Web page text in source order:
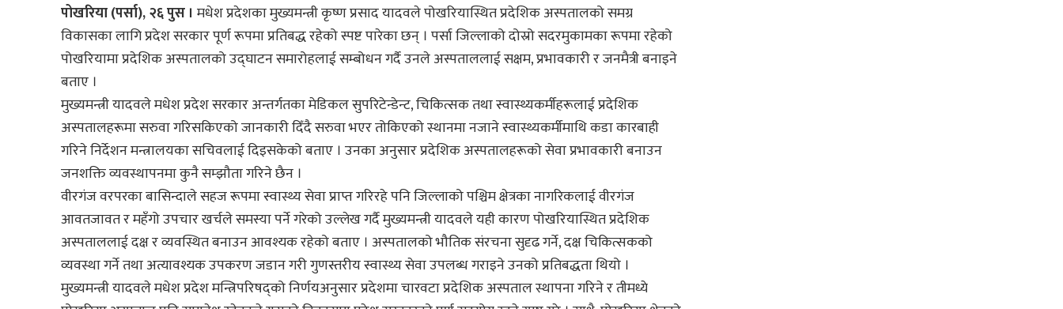
पोखरिया (पर्सा), २६ पुस । मधेश प्रदेशका मुख्यमन्त्री कृष्ण प्रसाद यादवले पोखरियास्थित प्रदेशिक अस्पतालको समग्र
विकासका लागि प्रदेश सरकार पूर्ण रूपमा प्रतिबद्ध रहेको स्पष्ट पारेका छन् । पर्सा जिल्लाको दोस्रो सदरमुकामका रूपमा रहेको
पोखरियामा प्रदेशिक अस्पतालको उद्घाटन समारोहलाई सम्बोधन गर्दै उनले अस्पताललाई सक्षम, प्रभावकारी र जनमैत्री बनाइने
बताए ।
मुख्यमन्त्री यादवले मधेश प्रदेश सरकार अन्तर्गतका मेडिकल सुपरिटेन्डेन्ट, चिकित्सक तथा स्वास्थ्यकर्मीहरूलाई प्रदेशिक
अस्पतालहरूमा सरुवा गरिसकिएको जानकारी दिँदै सरुवा भएर तोकिएको स्थानमा नजाने स्वास्थ्यकर्मीमाथि कडा कारबाही
गरिने निर्देशन मन्त्रालयका सचिवलाई दिइसकेको बताए । उनका अनुसार प्रदेशिक अस्पतालहरूको सेवा प्रभावकारी बनाउन
जनशक्ति व्यवस्थापनमा कुनै सम्झौता गरिने छैन ।
वीरगंज वरपरका बासिन्दाले सहज रूपमा स्वास्थ्य सेवा प्राप्त गरिरहे पनि जिल्लाको पश्चिम क्षेत्रका नागरिकलाई वीरगंज
आवतजावत र महँगो उपचार खर्चले समस्या पर्ने गरेको उल्लेख गर्दै मुख्यमन्त्री यादवले यही कारण पोखरियास्थित प्रदेशिक
अस्पताललाई दक्ष र व्यवस्थित बनाउन आवश्यक रहेको बताए । अस्पतालको भौतिक संरचना सुदृढ गर्ने, दक्ष चिकित्सकको
व्यवस्था गर्ने तथा अत्यावश्यक उपकरण जडान गरी गुणस्तरीय स्वास्थ्य सेवा उपलब्ध गराइने उनको प्रतिबद्धता थियो ।
मुख्यमन्त्री यादवले मधेश प्रदेश मन्त्रिपरिषद्को निर्णयअनुसार प्रदेशमा चारवटा प्रदेशिक अस्पताल स्थापना गरिने र तीमध्ये